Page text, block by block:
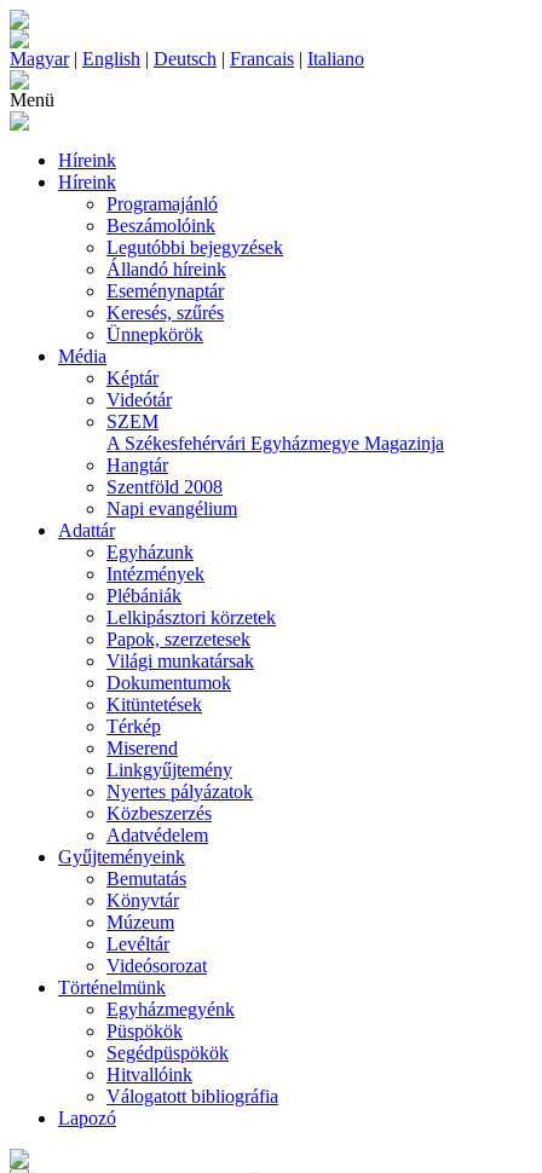
Magyar| English | Deutsch | Francais | Italiano
Menü
Híreink
Híreink
Programajánló
Beszámolóink
Legutóbbi bejegyzések
Állandó híreink
Eseménynaptár
Keresés, szűrés
Ünnepkörök
Média
Képtár
Videótár
SZEM
A Székesfehérvári Egyházmegye Magazinja
Hangtár
Szentföld 2008
Napi evangélium
Adattár
Egyházunk
Intézmények
Plébániák
Lelkipásztori körzetek
Papok, szerzetesek
Világi munkatársak
Dokumentumok
Kitüntetések
Térkép
Miserend
Linkgyűjtemény
Nyertes pályázatok
Közbeszerzés
Adatvédelem
Gyűjteményeink
Bemutatás
Könyvtár
Múzeum
Levéltár
Videósorozat
Történelmünk
Egyházmegyénk
Püspökök
Segédpüspökök
Hitvallóink
Válogatott bibliográfia
Lapozó